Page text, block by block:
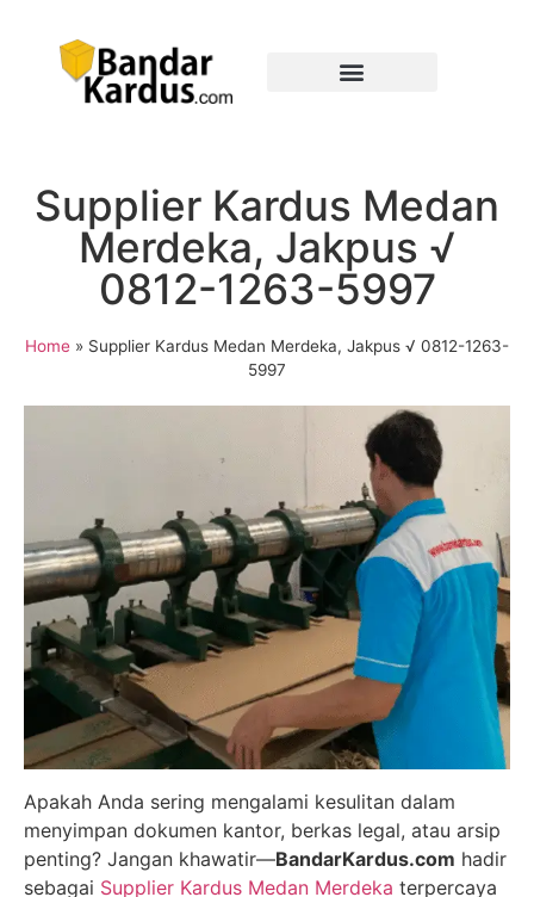
Supplier Kardus Medan
Merdeka, Jakpus √
0812-1263-5997
Home » Supplier Kardus Medan Merdeka, Jakpus √ 0812-1263-
5997
Apakah Anda sering mengalami kesulitan dalam
menyimpan dokumen kantor, berkas legal, atau arsip
penting? Jangan khawatir—BandarKardus.com hadir
sebagai Supplier Kardus Medan Merdeka terpercaya